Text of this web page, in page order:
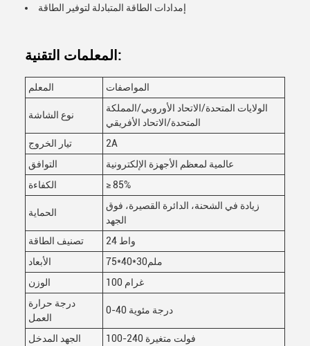
إمدادات الطاقة المتبادلة لتوفير الطاقة
المعلمات التقنية:
المعلم المواصفات
نوع الشاشة
الولايات المتحدة/الاتحاد الأوروبي/المملكة
المتحدة/الاتحاد الأفريقي
تيار الخروج
2A
التوافق
عالمية لمعظم الأجهزة الإلكترونية
الكفاءة
≥ 85%
الحماية
زيادة في الشحنة، الدائرة القصيرة، فوق
الجهد
تصنيف الطاقة
24 واط
الأبعاد
75*40*30ملم
الوزن
100 غرام
درجة حرارة
العمل
0-40 درجة مئوية
الجهد المدخل 100-240 فولت متغيرة